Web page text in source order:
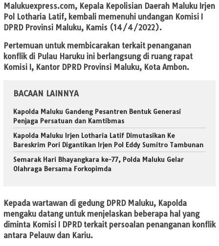
Malukuexpress.com, Kepala Kepolisian Daerah Maluku Irjen
Pol Lotharia Latif, kembali memenuhi undangan Komisi I
DPRD Provinsi Maluku, Kamis (14/4/2022).
Pertemuan untuk membicarakan terkait penanganan
konflik di Pulau Haruku ini berlangsung di ruang rapat
Komisi I, Kantor DPRD Provinsi Maluku, Kota Ambon.
BACAAN LAINNYA
Kapolda Maluku Gandeng Pesantren Bentuk Generasi
Penjaga Persatuan dan Kamtibmas
Kapolda Maluku Irjen Lotharia Latif Dimutasikan Ke
Bareskrim Pori Digantikan Irjen Pol Eddy Sumitro Tambunan
Semarak Hari Bhayangkara ke-77, Polda Maluku Gelar
Olahraga Bersama Forkopimda
Kepada wartawan di gedung DPRD Maluku, Kapolda
mengaku datang untuk menjelaskan beberapa hal yang
diminta Komisi I DPRD terkait persoalan penanganan konflik
antara Pelauw dan Kariu.